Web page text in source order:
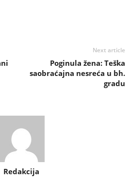
Next article
Poginula žena: Teška
saobraćajna nesreća u bh.
gradu
Redakcija